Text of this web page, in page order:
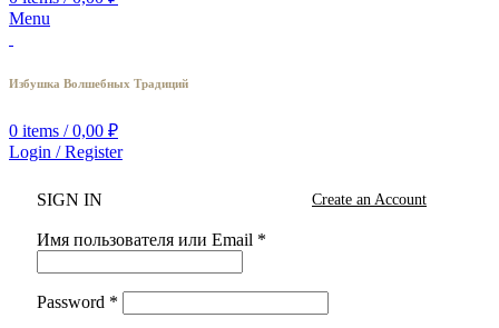
Menu
Избушка Волшебных Традиций
0 items / 0,00 ₽
Login / Register
SIGN IN Create an Account
Имя пользователя или Email *
Password *